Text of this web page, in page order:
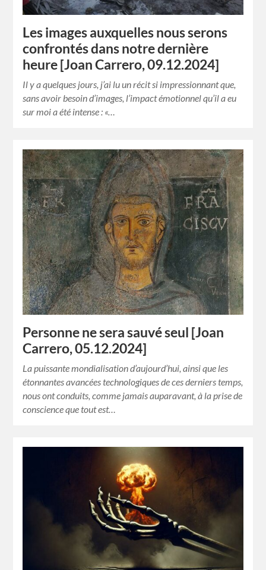
Les images auxquelles nous serons
confrontés dans notre dernière
heure [Joan Carrero, 09.12.2024]
Il y a quelques jours, j’ai lu un récit si impressionnant que,
sans avoir besoin d’images, l’impact émotionnel qu’il a eu
sur moi a été intense : «…
Personne ne sera sauvé seul [Joan
Carrero, 05.12.2024]
La puissante mondialisation d’aujourd’hui, ainsi que les
étonnantes avancées technologiques de ces derniers temps,
nous ont conduits, comme jamais auparavant, à la prise de
conscience que tout est…